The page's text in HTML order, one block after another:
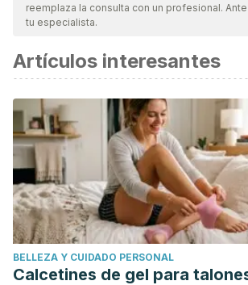
vigencia y validez.La bibliografía de este
científica.
Raimann, X., Rodríguez, L., Chávez, P.,
(2014). Mercurio en pescados y su
Revista médica de Chile,
(9), 1174-
Mori TA., Marine OMEGA 3 fatty acids
cardiovascular disease. Fitoterapia,
Blesso CN., Fernandez ML., Dietary
lipids, and heart disease: are eggs
you? Nutrients, 2018.
reemplaza la consulta con un profesional.
tu especialista.
Artículos interesantes
BELLEZA Y CUIDADO PERSONAL
Calcetines de gel para